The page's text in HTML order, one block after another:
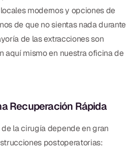
modernos y opciones de
de que no sientas nada durante
de las extracciones son
aquí mismo en nuestra oficina de
Recuperación Rápida
la cirugía depende en gran
postoperatorias: